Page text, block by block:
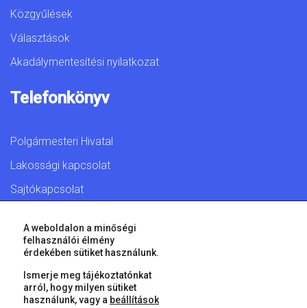
Közgyűlések
Választások
Akadálymentesítési nyilatkozat
Telefonkönyv
Polgármesteri Hivatal
Lakossági kapcsolat
Sajtókapcsolat
© 2026 Győr Megyei Jogú Város • Minden jog fenntartva!
A weboldalon a minőségi
felhasználói élmény
érdekében sütiket használunk.
Ismerje meg tájékoztatónkat
arról, hogy milyen sütiket
használunk, vagy a beállítások